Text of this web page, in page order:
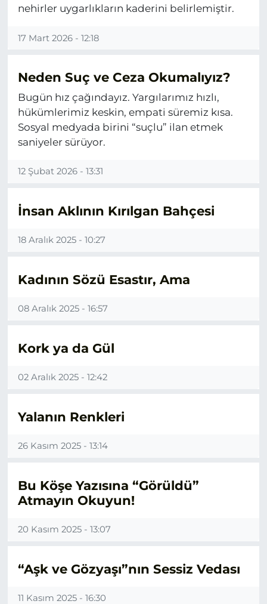
nehirler uygarlıkların kaderini belirlemiştir.
17 Mart 2026 - 12:18
Neden Suç ve Ceza Okumalıyız?
Bugün hız çağındayız. Yargılarımız hızlı,
hükümlerimiz keskin, empati süremiz kısa.
Sosyal medyada birini “suçlu” ilan etmek
saniyeler sürüyor.
12 Şubat 2026 - 13:31
İnsan Aklının Kırılgan Bahçesi
18 Aralık 2025 - 10:27
Kadının Sözü Esastır, Ama
08 Aralık 2025 - 16:57
Kork ya da Gül
02 Aralık 2025 - 12:42
Yalanın Renkleri
26 Kasım 2025 - 13:14
Bu Köşe Yazısına “Görüldü”
Atmayın Okuyun!
20 Kasım 2025 - 13:07
“Aşk ve Gözyaşı”nın Sessiz Vedası
11 Kasım 2025 - 16:30